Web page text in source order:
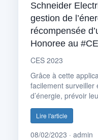
Schneider
gestion de
récompensée
Honoree au
CES 2023
Grâce à cette
facilement surveiller
d’énergie, prévoir
Lire l'article
08/02/2023 · admin